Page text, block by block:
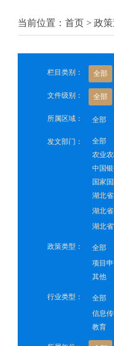
当前位置：首页 > 政
栏目类别： 全部
文件级别： 全部
所属区域： 全部
发文部门： 全部
农业
中国
国家
湖北
湖北
湖北
政策类型： 全部
项目
其他
行业类型： 全部
信息
教育